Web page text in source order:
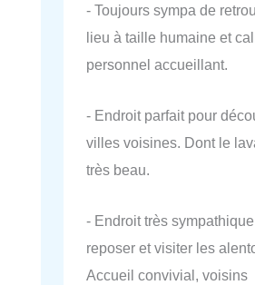
- Toujours sympa de
lieu à taille humaine et
personnel accueillant.
- Endroit parfait pour
villes voisines. Dont le
très beau.
- Endroit très
reposer et visiter les
Accueil convivial, voisins